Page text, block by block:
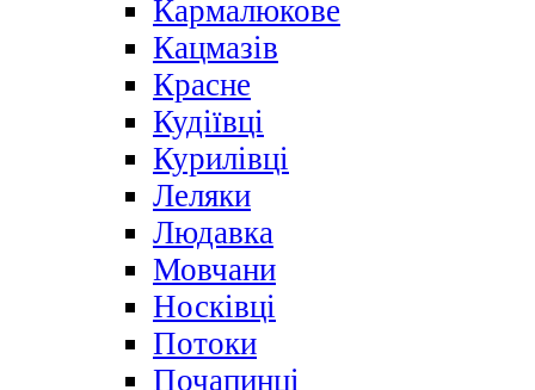
Кармалюкове
Кацмазів
Красне
Кудіївці
Курилівці
Леляки
Людавка
Мовчани
Носківці
Потоки
Почапинці